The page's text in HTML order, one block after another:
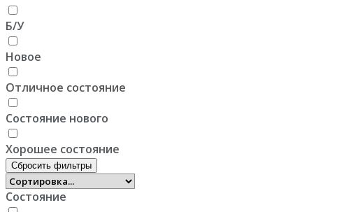
Б/У
Новое
Отличное состояние
Состояние нового
Хорошее состояние
Сбросить фильтры
Состояние